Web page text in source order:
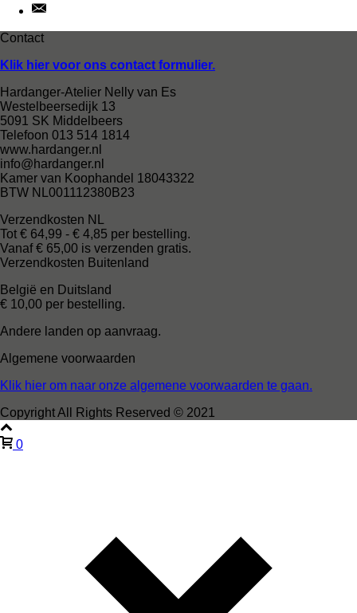
Contact
Klik hier voor ons contact formulier.
Hardanger-Atelier Nelly van Es
Westelbeersedijk 13
5091 SK Middelbeers
Telefoon 013 514 1814
www.hardanger.nl
info@hardanger.nl
Kamer van Koophandel 18043322
BTW NL001112380B23
Verzendkosten NL
Tot € 64,99 - € 4,85 per bestelling.
Vanaf € 65,00 is verzenden gratis.
Verzendkosten Buitenland
België en Duitsland
€ 10,00 per bestelling.
Andere landen op aanvraag.
Algemene voorwaarden
Klik hier om naar onze algemene voorwaarden te gaan.
Copyright All Rights Reserved © 2021
0